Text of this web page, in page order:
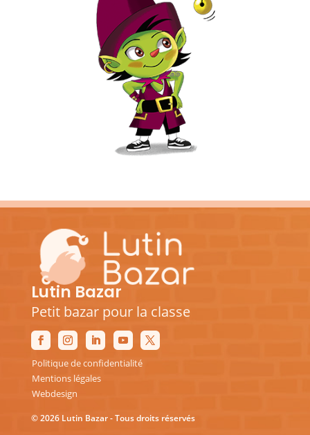
Lutin Bazar
Petit bazar pour la classe
Politique de confidentialité
Mentions légales
Webdesign
© 2026 Lutin Bazar - Tous droits réservés